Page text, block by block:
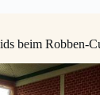
beim Robben-